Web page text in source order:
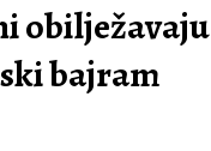
obilježavaju
bajram